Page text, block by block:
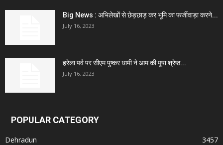
Big News : अभिलेखों से छेड़छाड़ कर भूमि का फर्जीवाड़ा करने...
July 16, 2023
हरेला पर्व पर सीएम पुष्कर धामी ने आम की पूषा श्रेष्ठ...
July 16, 2023
POPULAR CATEGORY
Dehradun
3457